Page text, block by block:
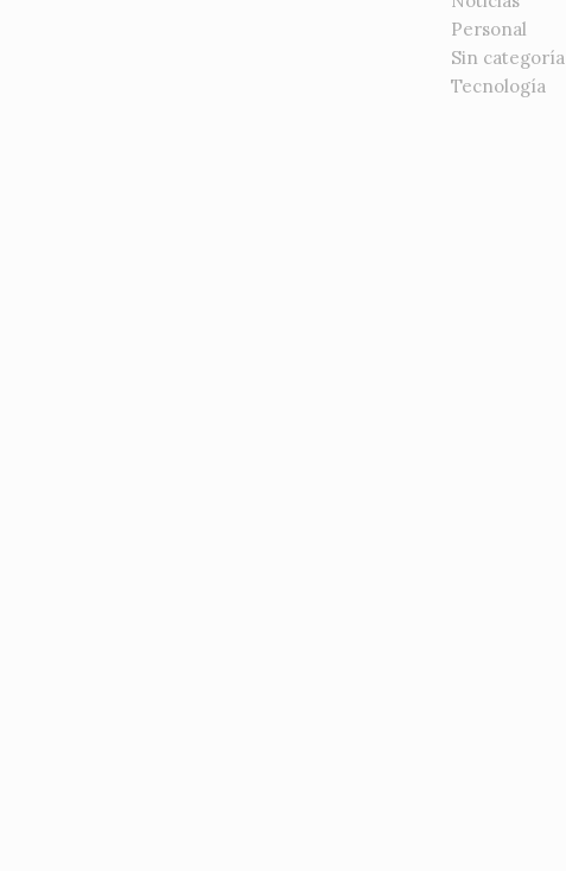
Personal
Sin categoría
Tecnología